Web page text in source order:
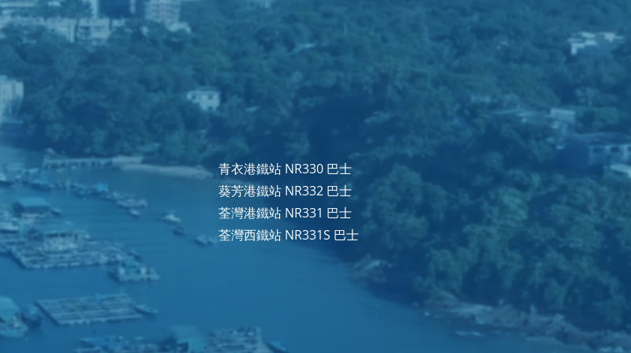
青衣港鐵站 NR330 巴士
葵芳港鐵站 NR332 巴士
荃灣港鐵站 NR331 巴士
荃灣西鐵站 NR331S 巴士